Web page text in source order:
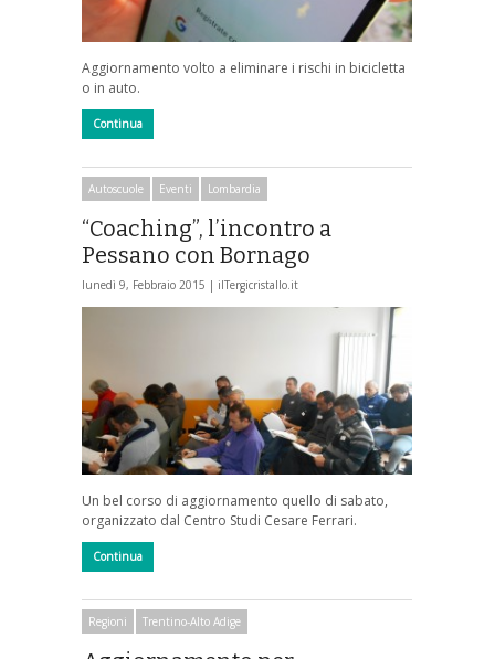
Aggiornamento volto a eliminare i rischi in bicicletta
o in auto.
Continua
Autoscuole Eventi Lombardia
“Coaching”, l’incontro a
Pessano con Bornago
lunedì 9, Febbraio 2015 | ilTergicristallo.it
Un bel corso di aggiornamento quello di sabato,
organizzato dal Centro Studi Cesare Ferrari.
Continua
Regioni Trentino-Alto Adige